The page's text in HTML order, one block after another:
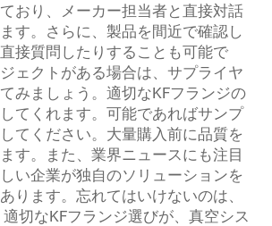
おり、メーカー担当者と直接対話
す。さらに、製品を間近で確認し
接質問したりすることも可能で
ェクトがある場合は、サプライヤ
みましょう。適切なKFフランジの
てくれます。可能であればサンプ
てください。大量購入前に品質を
す。また、業界ニュースにも注目
い企業が独自のソリューションを
ります。忘れてはいけないのは、
適切なKFフランジ選びが、真空シス